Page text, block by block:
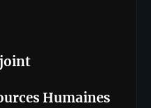
Humaines